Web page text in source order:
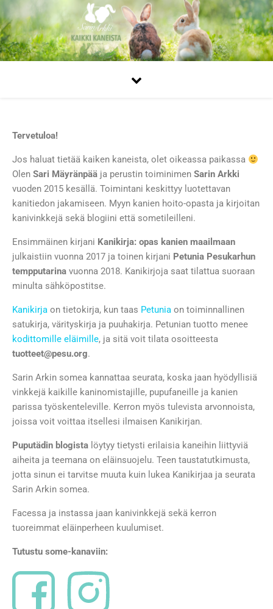
Tervetuloa!
Jos haluat tietää kaiken kaneista, olet oikeassa paikassa
Olen Sari Mäyränpää ja perustin toiminimen Sarin Arkki
vuoden 2015 kesällä. Toimintani keskittyy luotettavan
kanitiedon jakamiseen. Myyn kanien hoito-opasta ja kirjoitan
kanivinkkejä sekä blogiini että sometileilleni.
Ensimmäinen kirjani Kanikirja: opas kanien maailmaan
julkaistiin vuonna 2017 ja toinen kirjani Petunia Pesukarhun
tempputarina vuonna 2018. Kanikirjoja saat tilattua suoraan
minulta sähköpostitse.
Kanikirja on tietokirja, kun taas Petunia on toiminnallinen
satukirja, värityskirja ja puuhakirja. Petunian tuotto menee
kodittomille eläimille, ja sitä voit tilata osoitteesta
tuotteet@pesu.org.
Sarin Arkin somea kannattaa seurata, koska jaan hyödyllisiä
vinkkejä kaikille kaninomistajille, pupufaneille ja kanien
parissa työskenteleville. Kerron myös tulevista arvonnoista,
joissa voit voittaa itsellesi ilmaisen Kanikirjan.
Puputädin blogista löytyy tietysti erilaisia kaneihin liittyviä
aiheita ja teemana on eläinsuojelu. Teen taustatutkimusta,
jotta sinun ei tarvitse muuta kuin lukea Kanikirjaa ja seurata
Sarin Arkin somea.
Facessa ja instassa jaan kanivinkkejä sekä kerron
tuoreimmat eläinperheen kuulumiset.
Tutustu some-kanaviin: